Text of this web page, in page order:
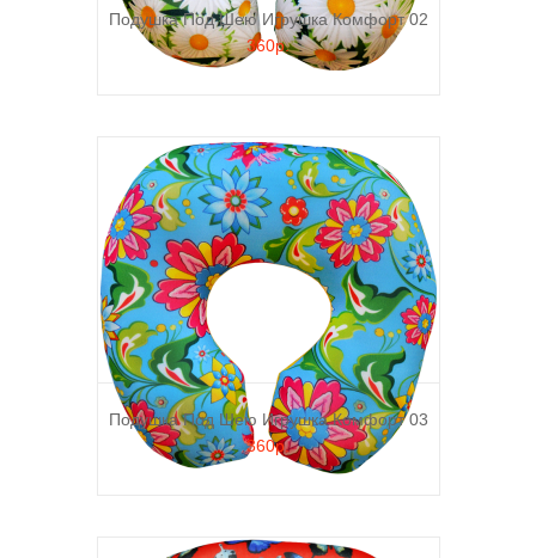
Подушка Под Шею Игрушка Комфорт 02
360р.
Подушка Под Шею Игрушка Комфорт 03
360р.